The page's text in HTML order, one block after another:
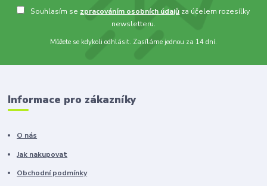
Souhlasím se zpracováním osobních údajů za účelem rozesílky
newsletteru.
Můžete se kdykoli odhlásit. Zasíláme jednou za 14 dní.
Informace pro zákazníky
O nás
Jak nakupovat
Obchodní podmínky